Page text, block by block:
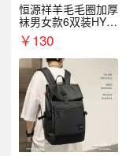
恒源祥羊毛毛圈加厚
袜男女款6双装HYX
068WZ
￥130